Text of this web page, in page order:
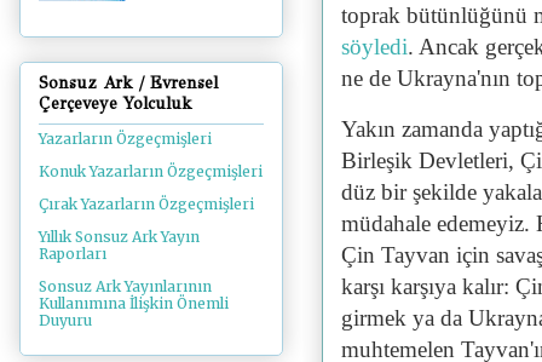
toprak bütünlüğünü
söyledi. Ancak
ne de Ukrayna'nın
Yakın zamanda
Birleşik Devletleri,
düz bir şekilde
müdahale edemeyiz.
Çin Tayvan için
karşı karşıya kalır:
girmek ya da
muhtemelen
Sonsuz Ark / Evrensel
Çerçeveye Yolculuk
Yazarların Özgeçmişleri
Konuk Yazarların Özgeçmişleri
Çırak Yazarların Özgeçmişleri
Yıllık Sonsuz Ark Yayın
Raporları
Sonsuz Ark Yayınlarının
Kullanımına İlişkin Önemli
Duyuru